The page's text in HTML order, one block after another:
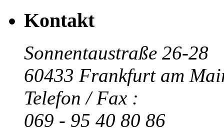
Kontakt
Sonnentaustraße 26-28
60433 Frankfurt am
Telefon / Fax :
069 - 95 40 80 86